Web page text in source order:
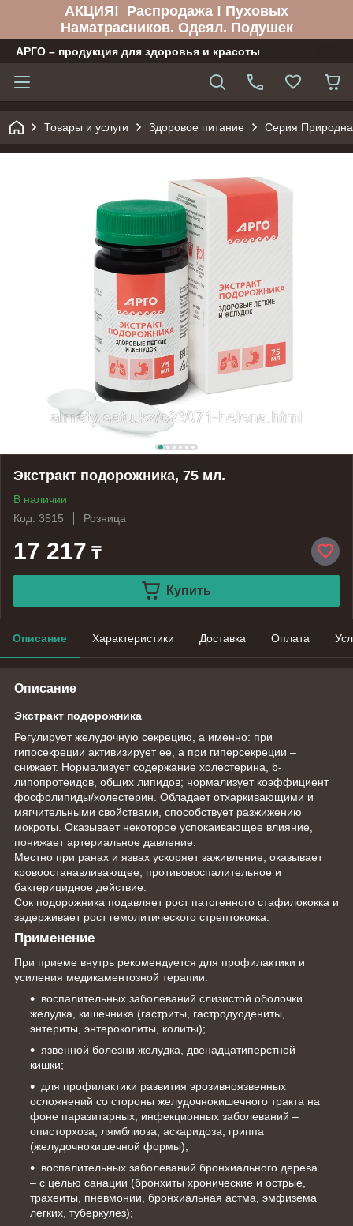
АКЦИЯ! Распродажа ! Пуховых
Наматрасников. Одеял. Подушек
АРГО – продукция для здоровья и красоты
Товары и услуги Здоровое питание Серия
Экстракт подорожника, 75 мл.
В наличии
Код: 3515
Розница
17 217 ₸
Купить
Описание Характеристики Доставка Оплата
Описание
Экстракт подорожника
Регулирует желудочную секрецию, а именно: при
гипосекреции активизирует ее, а при гиперсекреции –
снижает. Нормализует содержание холестерина, b-
липопротеидов, общих липидов; нормализует коэффициент
фосфолипиды/холестерин. Обладает отхаркивающими и
мягчительными свойствами, способствует разжижению
мокроты. Оказывает некоторое успокаивающее влияние,
понижает артериальное давление.
Местно при ранах и язвах ускоряет заживление, оказывает
кровоостанавливающее, противовоспалительное и
бактерицидное действие.
Сок подорожника подавляет рост патогенного стафилококка и
задерживает рост гемолитического стрептококка.
Применение
При приеме внутрь рекомендуется для профилактики и
усиления медикаментозной терапии:
воспалительных заболеваний слизистой оболочки
желудка, кишечника (гастриты, гастродуодениты,
энтериты, энтероколиты, колиты);
язвенной болезни желудка, двенадцатиперстной
кишки;
для профилактики развития эрозивно­язвенных
осложнений со стороны желудочно­кишечного тракта на
фоне паразитарных, инфекционных заболеваний –
описторхоза, лямблиоза, аскаридоза, гриппа
(желудочно­кишечной формы);
воспалительных заболеваний бронхиального дерева
– с целью санации (бронхиты хронические и острые,
трахеиты, пневмонии, бронхиальная астма, эмфизема
легких, туберкулез);